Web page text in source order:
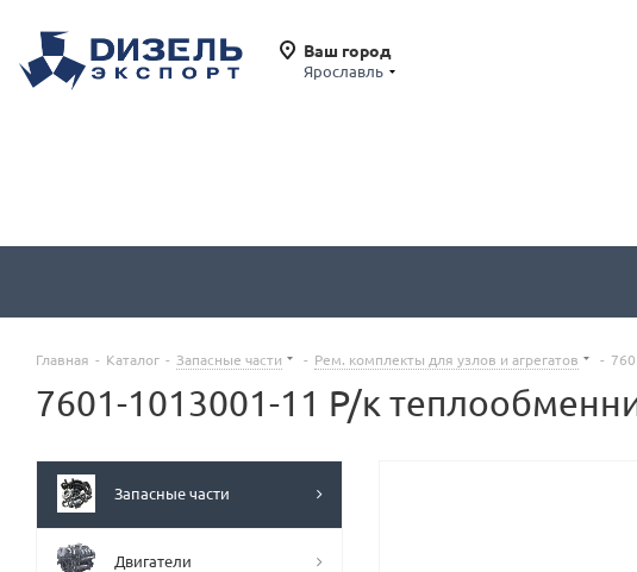
Ваш город
Ярославль
Главная - Каталог - Запасные части - Рем. комплекты для узлов и агрегатов -
7601-1013001-11 Р/к
Запасные части
Двигатели